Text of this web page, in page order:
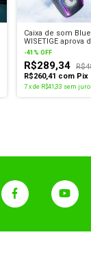
Caixa de som
WISETIGE aprova
-41 % OFF
R$289,34
R$260,41 com Pix
7 x de R$41,33 sem